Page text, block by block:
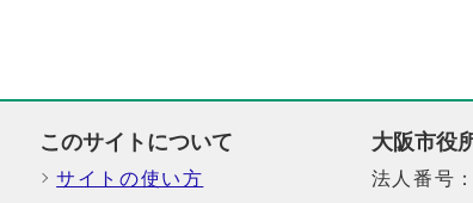
このサイトについて
サイトの使い方
大阪市役
法人番号